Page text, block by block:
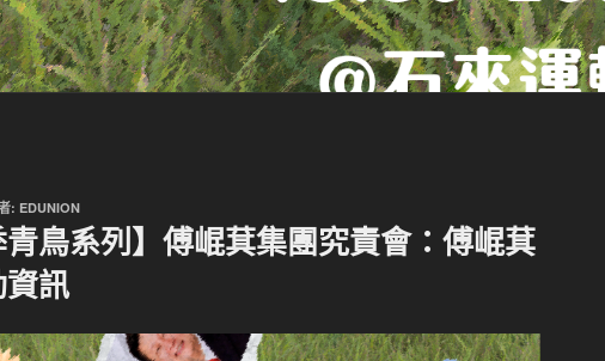
: EDUNION
青鳥系列】傅崐萁集團究責會：傅崐萁
資訊